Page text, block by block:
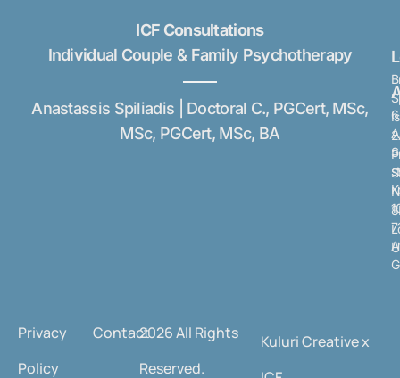
ICF Consultations
Individual Couple & Family Psychotherapy
Anastassis Spiliadis | Doctoral C., PGCert, MSc,
MSc, PGCert, MSc, BA
6
2026 All Rights
Reserved.
Privacy
Policy
Contact
Kuluri Creative x